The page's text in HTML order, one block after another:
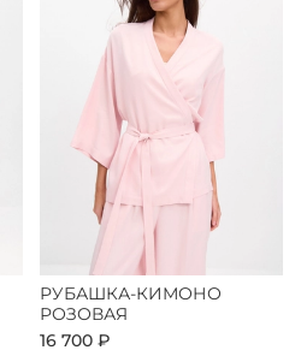
РУБАШКА-КИМОНО
РОЗОВАЯ
16 700 ₽